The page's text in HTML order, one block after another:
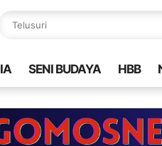
SENI BUDAYA HBB